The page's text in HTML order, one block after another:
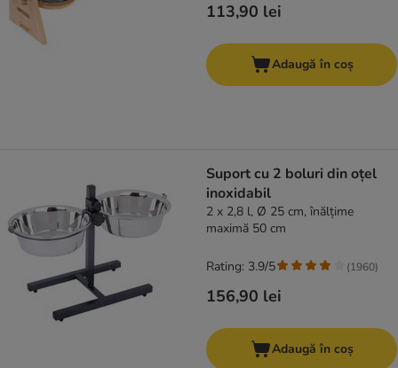
113,90 lei
Adaugă în coș
Suport cu 2 boluri din oțel
inoxidabil
2 x 2,8 l, Ø 25 cm, înălțime
maximă 50 cm
156,90 lei
Rating: 3.9/5 (1960)
Adaugă în coș